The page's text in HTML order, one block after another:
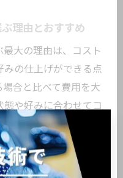
理由とおすすめ
大の理由は、コスト
みの仕上げができる点
合と比べて費用を大
や好みに合わせてコ
選択できます。DIY
上達も楽しみの一つ